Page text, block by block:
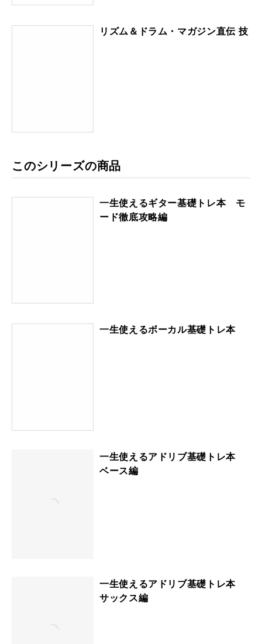
リズム＆ドラム・マガジン直伝 技
このシリーズの商品
一生使えるギター基礎トレ本 モ
ード徹底攻略編
一生使えるボーカル基礎トレ本
一生使えるアドリブ基礎トレ本
ベース編
一生使えるアドリブ基礎トレ本
サックス編